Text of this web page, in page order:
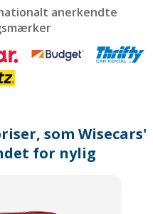
anerkendte
som Wisecars'
for nylig